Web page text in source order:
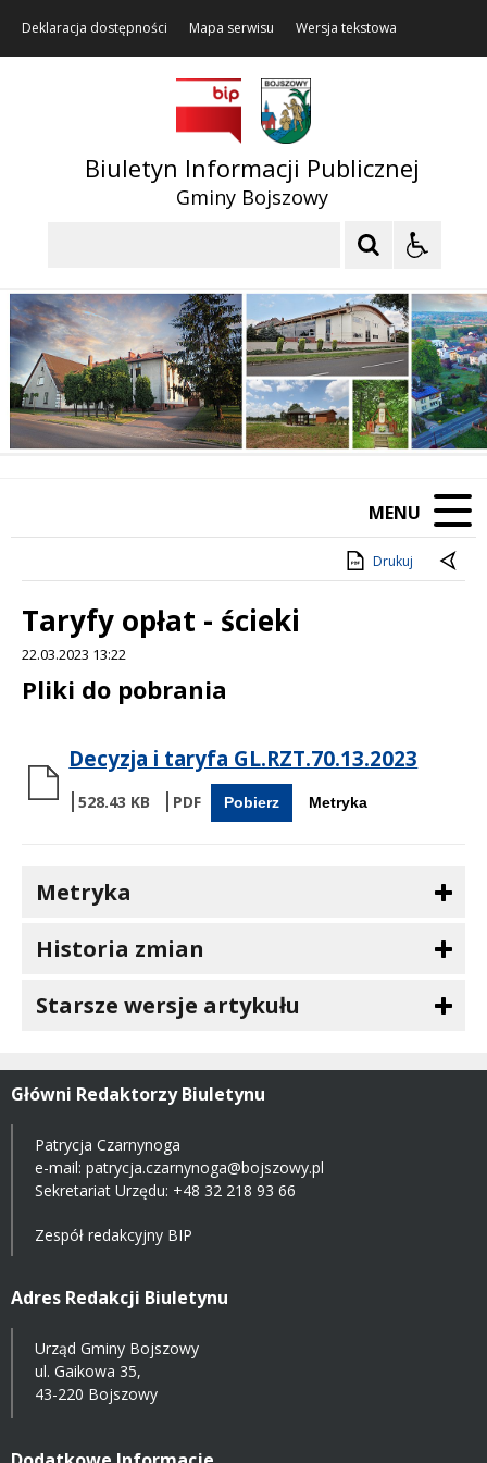
Deklaracja dostępności Mapa serwisu Wersja tekstowa
Biuletyn Informacji Publicznej
Gminy Bojszowy
MENU
Drukuj
Taryfy opłat - ścieki
22.03.2023 13:22
Treść
Pliki do pobrania
Decyzja i taryfa GL.RZT.70.13.2023
528.43 KB Pobierz Metryka
Metryka
Historia zmian
Starsze wersje artykułu
Główni Redaktorzy Biuletynu
Patrycja Czarnynoga
e-mail: patrycja.czarnynoga@bojszowy.pl
Sekretariat Urzędu: +48 32 218 93 66
Zespół redakcyjny BIP
Adres Redakcji Biuletynu
Urząd Gminy Bojszowy
ul. Gaikowa 35,
43-220 Bojszowy